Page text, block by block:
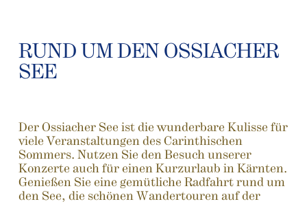
RUND UM DEN OSSIACHER
SEE
Der Ossiacher See ist die wunderbare Kulisse für
viele Veranstaltungen des Carinthischen
Sommers. Nutzen Sie den Besuch unserer
Konzerte auch für einen Kurzurlaub in Kärnten.
Genießen Sie eine gemütliche Radfahrt rund um
den See, die schönen Wandertouren auf der